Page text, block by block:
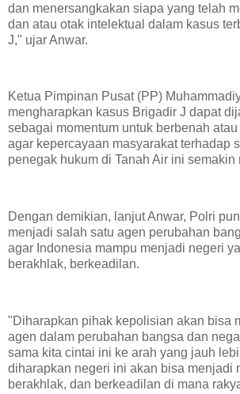
dan menersangkakan siapa yang telah
dan atau otak intelektual dalam kasus
J," ujar Anwar.
Ketua Pimpinan Pusat (PP)
mengharapkan kasus Brigadir J dapat
sebagai momentum untuk berbenah
agar kepercayaan masyarakat terhadap
penegak hukum di Tanah Air ini semakin
Dengan demikian, lanjut Anwar, Polri
menjadi salah satu agen perubahan
agar Indonesia mampu menjadi negeri
berakhlak, berkeadilan.
"Diharapkan pihak kepolisian akan bisa
agen dalam perubahan bangsa dan
sama kita cintai ini ke arah yang jauh
diharapkan negeri ini akan bisa menjadi
berakhlak, dan berkeadilan di mana